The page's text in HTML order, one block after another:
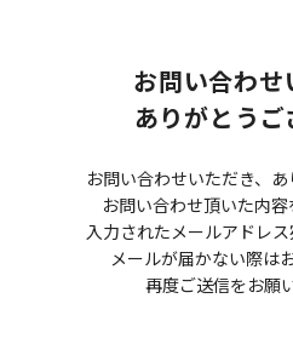
お問い合わせ
ありがとうご
お問い合わせいただき、あ
お問い合わせ頂いた内
入力されたメールアドレス
メールが届かない際は
再度ご送信をお願